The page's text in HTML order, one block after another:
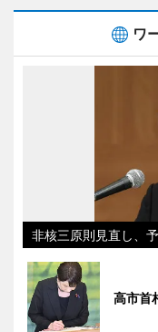
ワ
非核三原則見直し、
高市首